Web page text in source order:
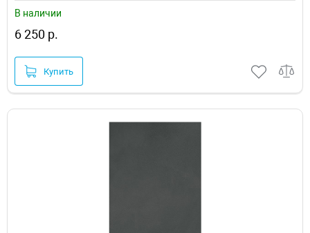
В наличии
6 250 р.
Купить